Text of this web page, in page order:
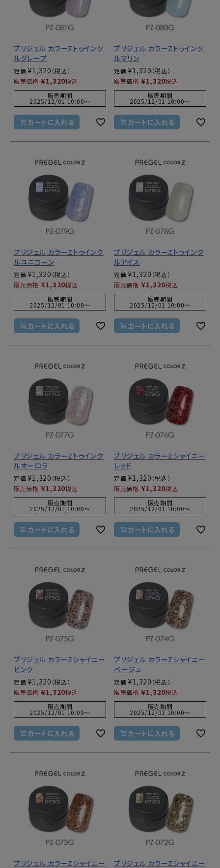
プリジェル カラーZトゥインク
ルグレープ
定価 ¥1,320
販売価格 ¥1,320税込
販売期間
2025/12/01 10:00〜
カートに入れる
プリジェル カラーZトゥインク
ルマリン
定価 ¥1,320
販売価格 ¥1,320税込
販売期間
2025/12/01 10:00〜
カートに入れる
プリジェル カラーZトゥインク
ルユニコーン
定価 ¥1,320
販売価格 ¥1,320税込
販売期間
2025/12/01 10:00〜
カートに入れる
プリジェル カラーZトゥインク
ルアイス
定価 ¥1,320
販売価格 ¥1,320税込
販売期間
2025/12/01 10:00〜
カートに入れる
プリジェル カラーZトゥインク
ルオーロラ
定価 ¥1,320
販売価格 ¥1,320税込
販売期間
2025/12/01 10:00〜
カートに入れる
プリジェル カラーZシャイニー
レッド
定価 ¥1,320
販売価格 ¥1,320税込
販売期間
2025/12/01 10:00〜
カートに入れる
プリジェル カラーZシャイニー
ピンク
定価 ¥1,320
販売価格 ¥1,320税込
販売期間
2025/12/01 10:00〜
カートに入れる
プリジェル カラーZシャイニー
ベージュ
定価 ¥1,320
販売価格 ¥1,320税込
販売期間
2025/12/01 10:00〜
カートに入れる
プリジェル カラーZシャイニー プリジェル カラーZシャイニー